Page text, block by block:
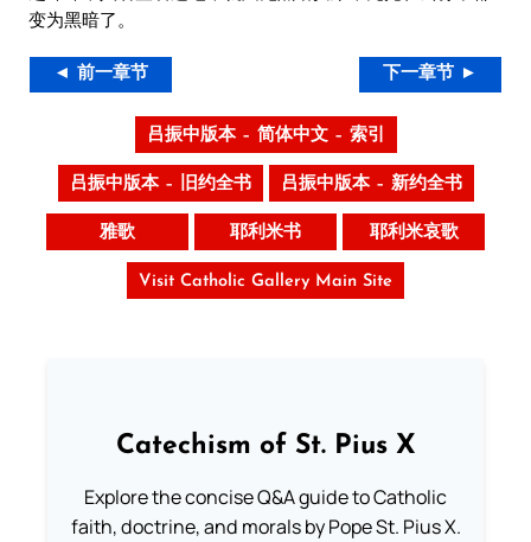
变为黑暗了。
◄ 前一章节 下一章节 ►
吕振中版本 – 简体中文 – 索引
吕振中版本 – 旧约全书 吕振中版本 – 新约全书
雅歌 耶利米书 耶利米哀歌
Visit Catholic Gallery Main Site
Catechism of St. Pius X
Explore the concise Q&A guide to Catholic
faith, doctrine, and morals by Pope St. Pius X.